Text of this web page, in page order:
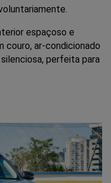
espaçoso e
couro, ar-condicionado
perfeita para